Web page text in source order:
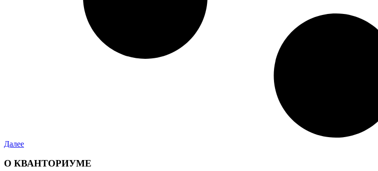
Далее
О КВАНТОРИУМЕ